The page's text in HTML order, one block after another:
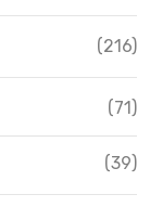
(216)
(71)
(39)